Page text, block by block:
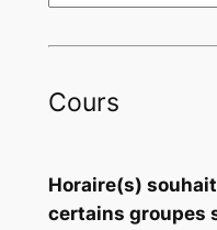
Cours
Horaire(s)
certains groupes